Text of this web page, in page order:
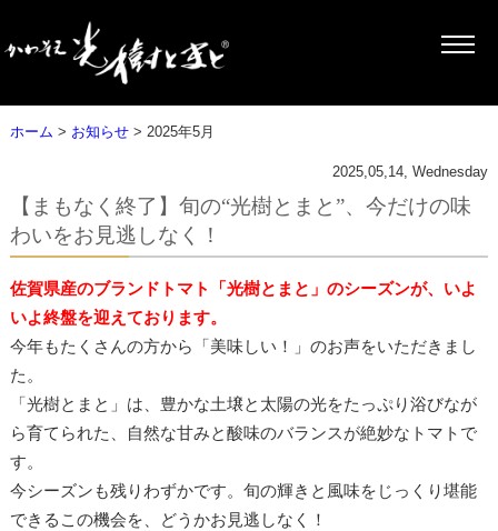
ホーム > お知らせ> 2025年5月
2025,05,14, Wednesday
【まもなく終了】旬の“光樹とまと”、今だけの味
わいをお見逃しなく！
佐賀県産のブランドトマト「光樹とまと」のシーズンが、いよ
いよ終盤を迎えております。
今年もたくさんの方から「美味しい！」のお声をいただきまし
た。
「光樹とまと」は、豊かな土壌と太陽の光をたっぷり浴びなが
ら育てられた、自然な甘みと酸味のバランスが絶妙なトマトで
す。
今シーズンも残りわずかです。旬の輝きと風味をじっくり堪能
できるこの機会を、どうかお見逃しなく！